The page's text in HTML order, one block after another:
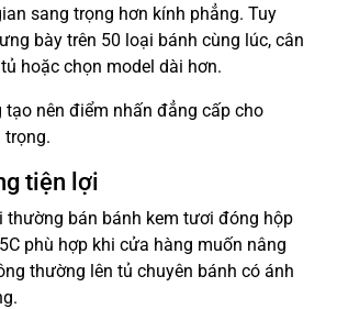
sang trọng hơn kính phẳng. Tuy
bày trên 50 loại bánh cùng lúc, cân
hoặc chọn model dài hơn.
tạo nên điểm nhấn đẳng cấp cho
trọng.
tiện lợi
thường bán bánh kem tươi đóng hộp
phù hợp khi cửa hàng muốn nâng
thường lên tủ chuyên bánh có ánh